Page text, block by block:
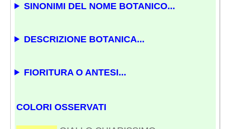
SINONIMI DEL NOME BOTANICO...
DESCRIZIONE BOTANICA...
FIORITURA O ANTESI...
COLORI OSSERVATI